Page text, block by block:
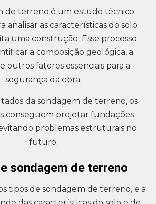
de terreno é um estudo técnico
analisar as características do solo
uma construção. Esse processo
a composição geológica, a
outros fatores essenciais para a
segurança da obra.
da sondagem de terreno, os
conseguem projetar fundações
problemas estruturais no
futuro.
sondagem de terreno
tipos de sondagem de terreno, e a